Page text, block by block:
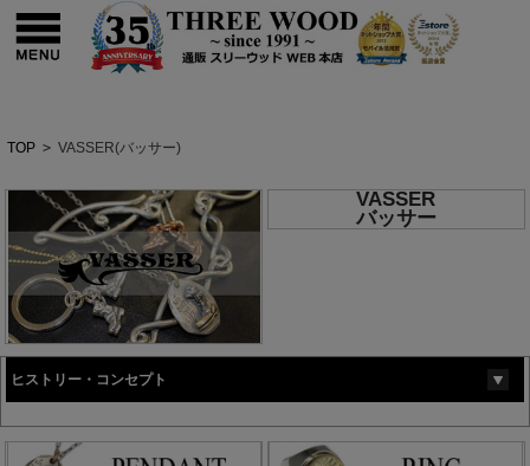
TOP > VASSER(バッサー)
VASSER
バッサー
ヒストリー・コンセプト